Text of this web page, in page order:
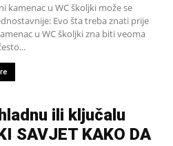
kamenac u WC školjki može se
Evo šta treba znati prije
u WC školjki zna biti veoma
ili ključalu
SAVJET KAKO DA